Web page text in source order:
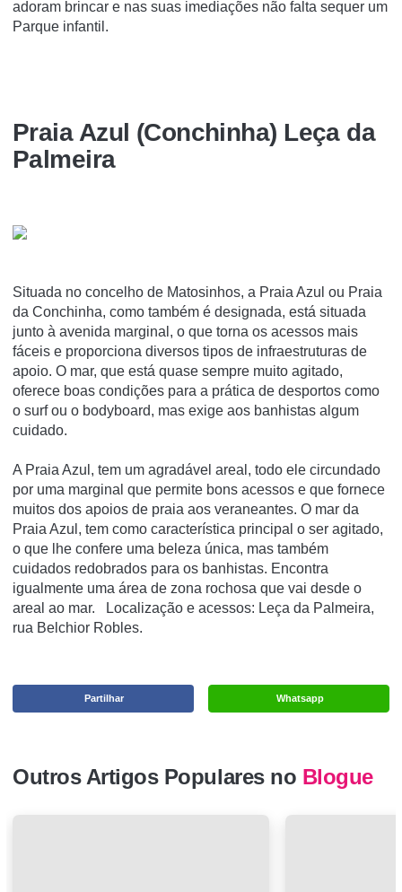
adoram brincar e nas suas imediações não falta sequer um
Parque infantil.
Praia Azul (Conchinha) Leça da
Palmeira
Situada no concelho de Matosinhos, a Praia Azul ou Praia
da Conchinha, como também é designada, está situada
junto à avenida marginal, o que torna os acessos mais
fáceis e proporciona diversos tipos de infraestruturas de
apoio. O mar, que está quase sempre muito agitado,
oferece boas condições para a prática de desportos como
o surf ou o bodyboard, mas exige aos banhistas algum
cuidado.
A Praia Azul, tem um agradável areal, todo ele circundado
por uma marginal que permite bons acessos e que fornece
muitos dos apoios de praia aos veraneantes. O mar da
Praia Azul, tem como característica principal o ser agitado,
o que lhe confere uma beleza única, mas também
cuidados redobrados para os banhistas. Encontra
igualmente uma área de zona rochosa que vai desde o
areal ao mar. Localização e acessos: Leça da Palmeira,
rua Belchior Robles.
Whatsapp
Partilhar
Outros Artigos Populares no Blogue